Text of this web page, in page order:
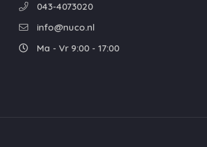
043-4073020
info@nuco.nl
Ma - Vr 9:00 - 17:00